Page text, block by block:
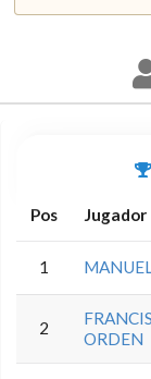
Pos Jugador
1
2
ORDEN